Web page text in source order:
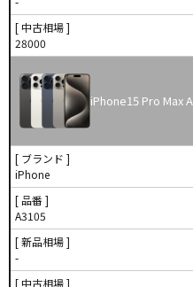
[ 中古相場 ]
28000
iPhone15 Pro Max
[ ブランド ]
iPhone
[ 品番 ]
A3105
[ 新品相場 ]
-
[ 中古相場 ]